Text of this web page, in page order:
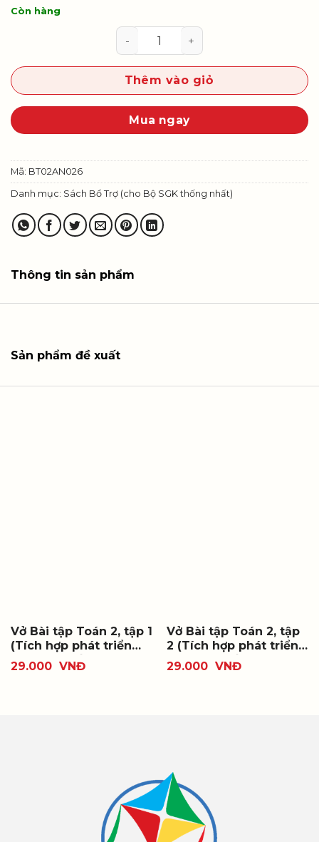
Còn hàng
VBT Âm nhạc 2 (Tích hợp phát
Thêm vào giỏ
Mua ngay
Mã: BT02AN026
Danh mục: Sách Bổ Trợ (cho Bộ SGK thống nhất)
Thông tin sản phẩm
Sản phẩm đề xuất
Vở Bài tập Toán 2, tập 1
(Tích hợp phát triển
năng lực số)
29.000 VNĐ
Vở Bài tập Toán 2, tập
2 (Tích hợp phát triển
năng lực số)
29.000 VNĐ